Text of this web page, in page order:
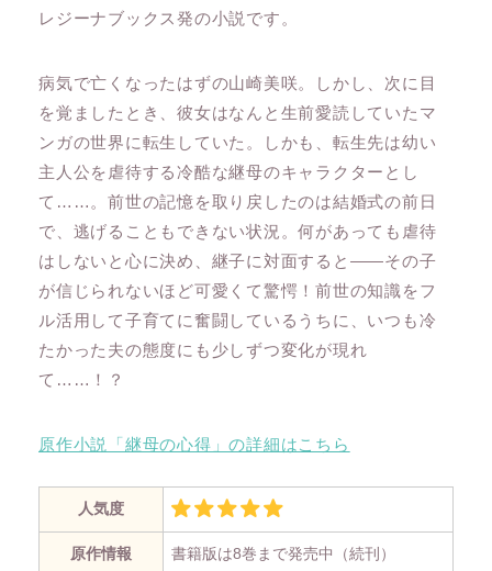
レジーナブックス発の小説です。
病気で亡くなったはずの山崎美咲。しかし、次に目
を覚ましたとき、彼女はなんと生前愛読していたマ
ンガの世界に転生していた。しかも、転生先は幼い
主人公を虐待する冷酷な継母のキャラクターとし
て……。前世の記憶を取り戻したのは結婚式の前日
で、逃げることもできない状況。何があっても虐待
はしないと心に決め、継子に対面すると――その子
が信じられないほど可愛くて驚愕！前世の知識をフ
ル活用して子育てに奮闘しているうちに、いつも冷
たかった夫の態度にも少しずつ変化が現れ
て……！？
原作小説「継母の心得」の詳細はこちら
人気度
原作情報 書籍版は8巻まで発売中（続刊）